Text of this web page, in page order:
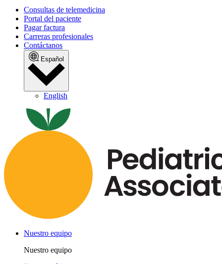
Consultas de telemedicina
Portal del paciente
Pagar factura
Carreras profesionales
Contáctanos
Español
English
Nuestro equipo
Nuestro equipo